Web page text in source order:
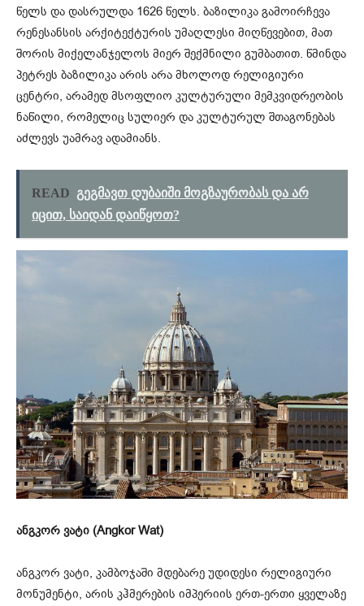
წელს და დასრულდა 1626 წელს. ბაზილიკა გამოირჩევა
რენესანსის არქიტექტურის უმაღლესი მიღწევებით, მათ
შორის მიქელანჯელოს მიერ შექმნილი გუმბათით. წმინდა
პეტრეს ბაზილიკა არის არა მხოლოდ რელიგიური
ცენტრი, არამედ მსოფლიო კულტურული მემკვიდრეობის
ნაწილი, რომელიც სულიერ და კულტურულ შთაგონებას
აძლევს უამრავ ადამიანს.
READ გეგმავთ დუბაიში მოგზაურობას და არ
იცით, საიდან დაიწყოთ?
ანგკორ ვატი (Angkor Wat)
ანგკორ ვატი, კამბოჯაში მდებარე უდიდესი რელიგიური
მონუმენტი, არის კჰმერების იმპერიის ერთ-ერთი ყველაზე